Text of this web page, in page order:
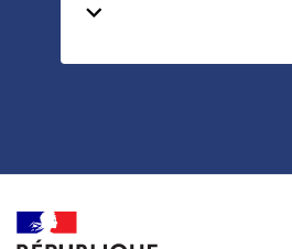
Temps de lecture